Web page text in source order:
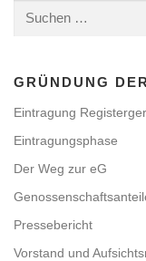
nach:
GRÜNDUNG
Eintragung
Eintragungsphase
Der Weg zur eG
Pressebericht
Vorstand und